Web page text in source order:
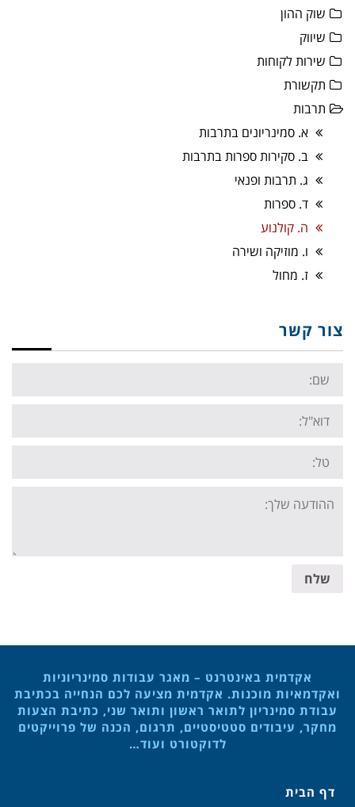
שוק ההון
שיווק
שירות לקוחות
תקשורת
תרבות
א. סמינריונים בתרבות
ב. סקירות ספרות בתרבות
ג. תרבות ופנאי
ד. ספרות
ה. קולנוע
ו. מוזיקה ושירה
ז. מחול
צור קשר
Name:
Email:
Tel:
Your
message:
שלח
אקדמית באינטרנט – מאגר עבודות סמינריוניות
ואקדמאיות מוכנות. אקדמית מציעה לכם הנחייה בכתיבת
עבודת סמינריון לתואר ראשון ותואר שני, כתיבת הצעות
מחקר, עיבודים סטטיסטיים, תרגום, הכנה של פרוייקטים
לדוקטורט ועוד…
דף הבית